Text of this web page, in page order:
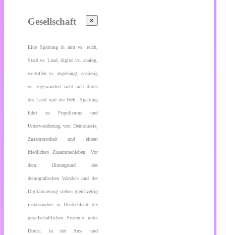
×
Gesellschaft
Eine Spaltung in arm vs. reich,
Stadt vs. Land, digital vs. analog,
weltoffen vs. abgehängt, ansässig
vs. zugewandert zieht sich durch
das Land und die Welt. Spaltung
führt zu Populismus und
Unterwanderung von Demokratie,
Zusammenhalt und einem
friedlichen Zusammenleben. Vor
dem Hintergrund des
demografischen Wandels und der
Digitalisierung stehen gleichzeitig
insbesondere in Deutschland die
gesellschaftlichen Systeme unter
Druck: in der Aus- und